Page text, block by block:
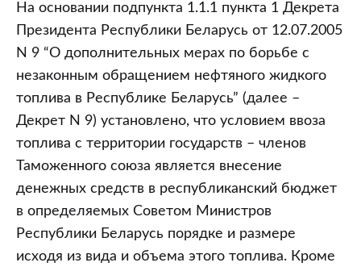
На основании подпункта 1.1.1 пункта 1 Декрета
Президента Республики Беларусь от 12.07.2005
N 9 “О дополнительных мерах по борьбе с
незаконным обращением нефтяного жидкого
топлива в Республике Беларусь” (далее –
Декрет N 9) установлено, что условием ввоза
топлива с территории государств – членов
Таможенного союза является внесение
денежных средств в республиканский бюджет
в определяемых Советом Министров
Республики Беларусь порядке и размере
исходя из вида и объема этого топлива. Кроме